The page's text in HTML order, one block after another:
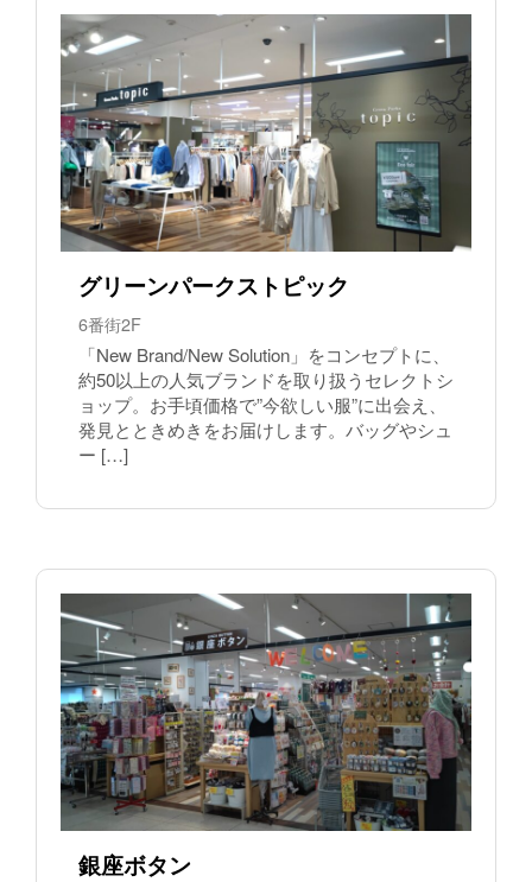
グリーンパークストピック
6番街2F
「New Brand/New Solution」をコンセプトに、
約50以上の人気ブランドを取り扱うセレクトシ
ョップ。お手頃価格で”今欲しい服”に出会え、
発見とときめきをお届けします。バッグやシュ
ー […]
銀座ボタン